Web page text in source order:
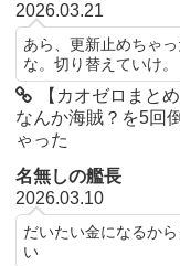
2026.03.21
あら、更新止めちゃ
な。切り替えていけ。
【カオゼロまと
なんか海賊？を5回
ゃった
名無しの艦長
2026.03.10
だいたい金になるか
い